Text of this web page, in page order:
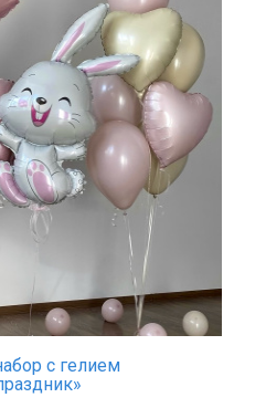
с гелием